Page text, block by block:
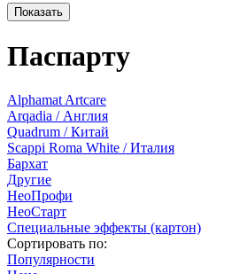
Паспарту
Alphamat Artcare
Arqadia / Англия
Quadrum / Китай
Scappi Roma White / Италия
Бархат
Другие
НеоПрофи
НеоСтарт
Специальные эффекты (картон)
Сортировать по:
Популярности